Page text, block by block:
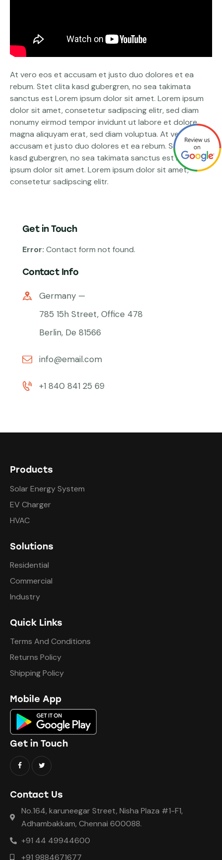
At vero eos et accusam et justo duo dolores et ea
rebum. Stet clita kasd gubergren, no sea takimata
sanctus est Lorem ipsum dolor sit amet. Lorem ipsum
dolor sit amet, consetetur sadipscing elitr, sed diam
nonumy eirmod tempor invidunt ut labore et dolore
magna aliquyam erat, sed diam voluptua. At vero eos et
accusam et justo duo dolores et ea rebum. Stet clita
kasd gubergren, no sea takimata sanctus est Lorem
ipsum dolor sit amet. Lorem ipsum dolor sit amet,
consetetur sadipscing elitr.
Get in Touch
Error: Contact form not found.
Contact Info
Germany —
785 15h Street, Office 478
Berlin, De 81566
info@email.com
+1 840 841 25 69
Products
Solar Energy System
EV Charger
HVAC
Solutions
Residential
Commercial
Industry
Quick Links
Terms And Conditions
Returns Policy
Shipping Policy
Mobile App
Get in Touch
Contact Us
No.164, karuneegar Street, Nisha Plaza #1-F1,
Adhambakkam, Chennai 600088.
+91 44 49944600
+91 9884671677